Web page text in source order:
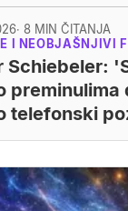
· 8 MIN ČITANJA
I NEOBJAŠNJIVI
Schiebeler:
preminulima
telefonski